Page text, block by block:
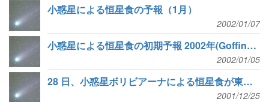
小惑星による恒星食の予報（1月）
2002/01/07
小惑星による恒星食の初期予報 2002年(Goffin予報)
2002/01/05
28 日、小惑星ボリビアーナによる恒星食が東北・北陸で見られる!
2001/12/25